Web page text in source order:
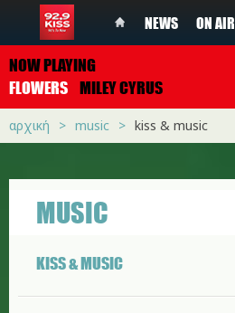
NEWS ON AIR
NOW PLAYING
FLOWERS MILEY CYRUS
αρχική music kiss & music
MUSIC
KISS & MUSIC